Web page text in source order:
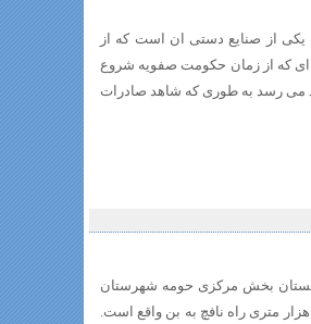
از صنایع دستی ان است که از
ای که از زمان حکومت صفویه شروع
می رسد به طوری که شاهد صادرات
بخش مرکزی حومه شهرستان
شهرکرد که در ۱۸ هزار متری باختر شهرکرد و ۶ هزار متری راه نافچ به بن واقع است.